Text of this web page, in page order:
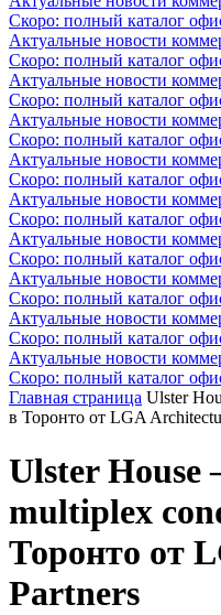
Скоро: полный каталог
Актуальные новости
Скоро: полный каталог
Актуальные новости
Скоро: полный каталог
Актуальные новости
Скоро: полный каталог
Актуальные новости
Скоро: полный каталог
Актуальные новости
Скоро: полный каталог
Актуальные новости
Скоро: полный каталог
Актуальные новости
Скоро: полный каталог
Актуальные новости
Скоро: полный каталог
Актуальные новости
Скоро: полный каталог
Главная страница Ulster
в Торонто от LGA
Ulster House
multiplex
Торонто от
Partners